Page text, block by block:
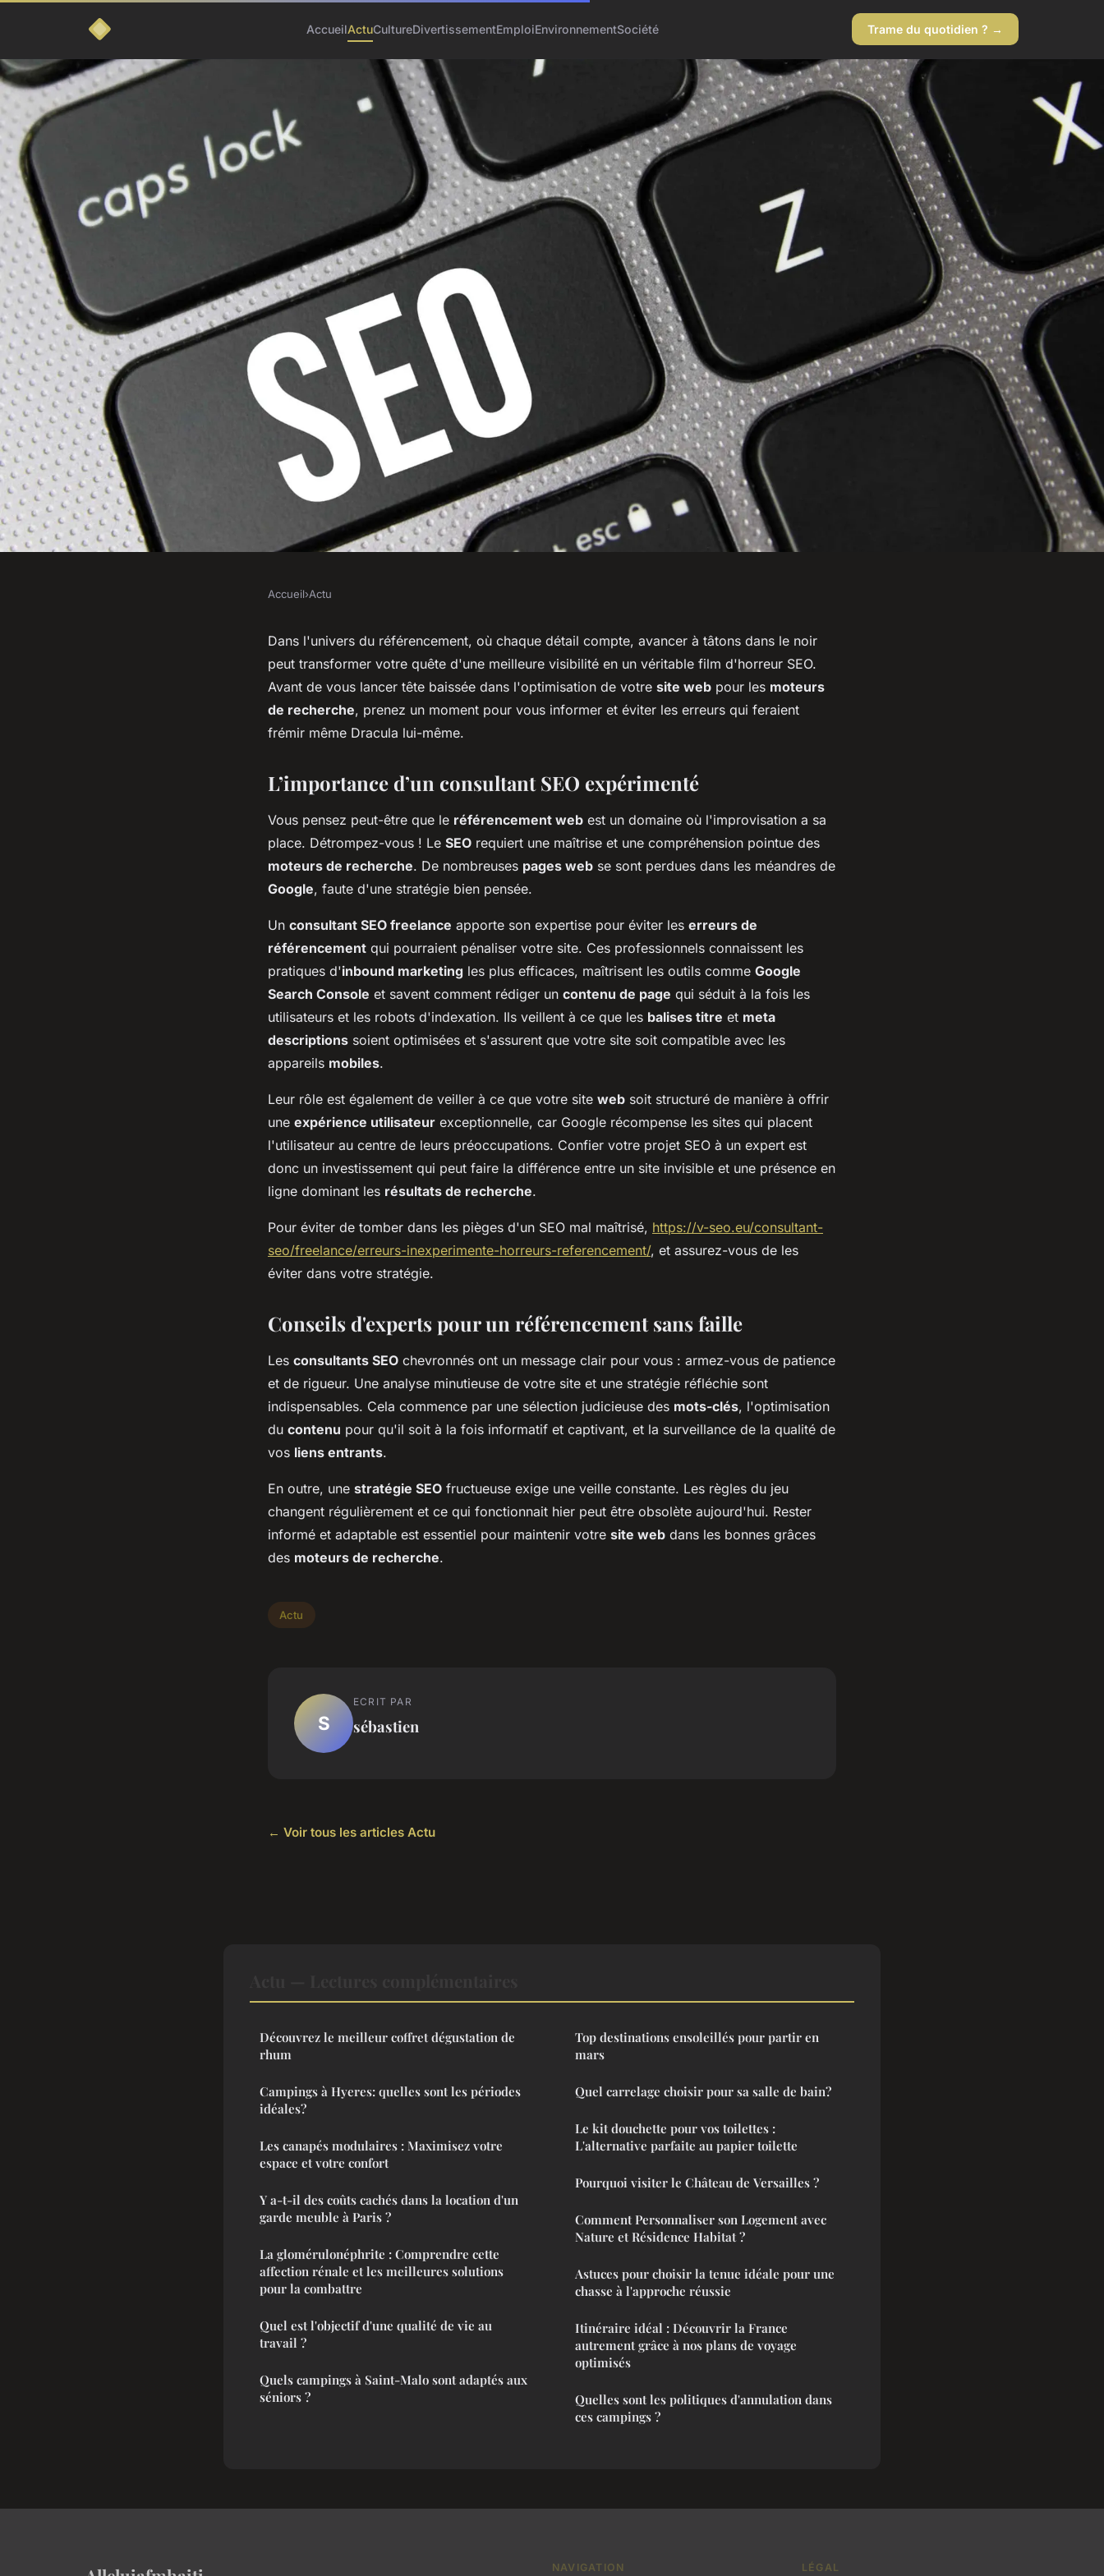
AccueilActuCultureDivertissementEmploiEnvironnementSociété Trame du quotidien ? →
Les horreurs du référencement à
éviter si vous êtes novice : Conseils
Accueil›Actu
Dans l'univers du référencement, où chaque détail compte, avancer à tâtons dans le noir
peut transformer votre quête d'une meilleure visibilité en un véritable film d'horreur SEO.
Avant de vous lancer tête baissée dans l'optimisation de votre site web pour les moteurs
de recherche, prenez un moment pour vous informer et éviter les erreurs qui feraient
frémir même Dracula lui-même.
L’importance d’un consultant SEO expérimenté
Vous pensez peut-être que le référencement web est un domaine où l'improvisation a sa
place. Détrompez-vous ! Le SEO requiert une maîtrise et une compréhension pointue des
moteurs de recherche. De nombreuses pages web se sont perdues dans les méandres de
Google, faute d'une stratégie bien pensée.
Un consultant SEO freelance apporte son expertise pour éviter les erreurs de
référencement qui pourraient pénaliser votre site. Ces professionnels connaissent les
pratiques d'inbound marketing les plus efficaces, maîtrisent les outils comme Google
Search Console et savent comment rédiger un contenu de page qui séduit à la fois les
utilisateurs et les robots d'indexation. Ils veillent à ce que les balises titre et meta
descriptions soient optimisées et s'assurent que votre site soit compatible avec les
appareils mobiles.
Leur rôle est également de veiller à ce que votre site web soit structuré de manière à offrir
une expérience utilisateur exceptionnelle, car Google récompense les sites qui placent
l'utilisateur au centre de leurs préoccupations. Confier votre projet SEO à un expert est
donc un investissement qui peut faire la différence entre un site invisible et une présence en
ligne dominant les résultats de recherche.
Pour éviter de tomber dans les pièges d'un SEO mal maîtrisé, https://v-seo.eu/consultant-
seo/freelance/erreurs-inexperimente-horreurs-referencement/, et assurez-vous de les
éviter dans votre stratégie.
Conseils d'experts pour un référencement sans faille
Les consultants SEO chevronnés ont un message clair pour vous : armez-vous de patience
et de rigueur. Une analyse minutieuse de votre site et une stratégie réfléchie sont
indispensables. Cela commence par une sélection judicieuse des mots-clés, l'optimisation
du contenu pour qu'il soit à la fois informatif et captivant, et la surveillance de la qualité de
vos liens entrants.
En outre, une stratégie SEO fructueuse exige une veille constante. Les règles du jeu
changent régulièrement et ce qui fonctionnait hier peut être obsolète aujourd'hui. Rester
informé et adaptable est essentiel pour maintenir votre site web dans les bonnes grâces
des moteurs de recherche.
Actu
S
ECRIT PAR
sébastien
← Voir tous les articles Actu
Découvrez le meilleur coffret dégustation de
rhum
Campings à Hyeres: quelles sont les périodes
idéales?
Les canapés modulaires : Maximisez votre
espace et votre confort
Y a-t-il des coûts cachés dans la location d'un
garde meuble à Paris ?
La glomérulonéphrite : Comprendre cette
affection rénale et les meilleures solutions
pour la combattre
Quel est l'objectif d'une qualité de vie au
travail ?
Quels campings à Saint-Malo sont adaptés aux
séniors ?
Top destinations ensoleillés pour partir en
mars
Quel carrelage choisir pour sa salle de bain?
Le kit douchette pour vos toilettes :
L'alternative parfaite au papier toilette
Pourquoi visiter le Château de Versailles ?
Comment Personnaliser son Logement avec
Nature et Résidence Habitat ?
Astuces pour choisir la tenue idéale pour une
chasse à l'approche réussie
Itinéraire idéal : Découvrir la France
autrement grâce à nos plans de voyage
optimisés
Quelles sont les politiques d'annulation dans
ces campings ?
NAVIGATION LÉGAL